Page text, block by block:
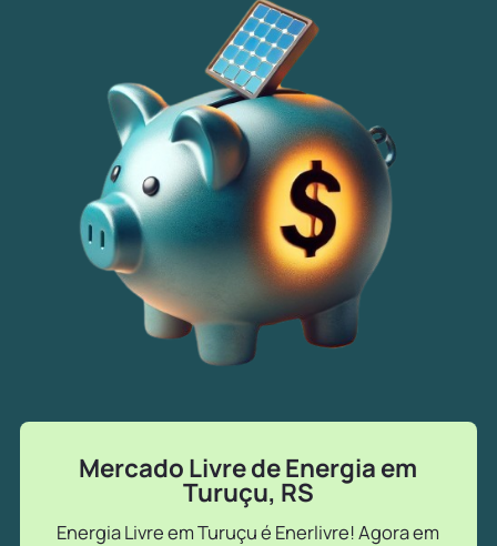
Mercado Livre de Energia em
Turuçu, RS
Energia Livre em Turuçu é Enerlivre! Agora em